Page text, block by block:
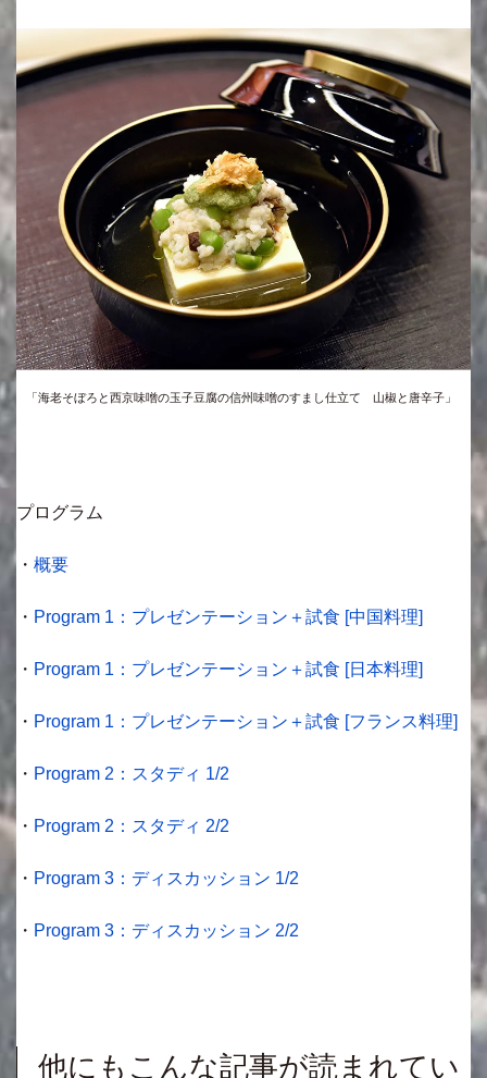
「海老そぼろと西京味噌の玉子豆腐の信州味噌のすまし仕立て 山椒と唐辛子」
プログラム
・ 概要
・ Program 1：プレゼンテーション＋試食 [中国料理]
・ Program 1：プレゼンテーション＋試食 [日本料理]
・ Program 1：プレゼンテーション＋試食 [フランス料理]
・ Program 2：スタディ 1/2
・ Program 2：スタディ 2/2
・ Program 3：ディスカッション 1/2
・ Program 3：ディスカッション 2/2
他にもこんな記事が読まれてい